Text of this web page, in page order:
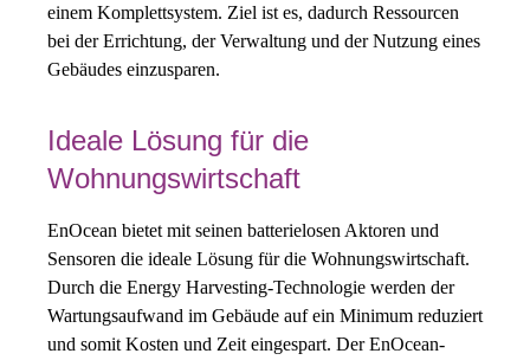
einem Komplettsystem. Ziel ist es, dadurch Ressourcen
bei der Errichtung, der Verwaltung und der Nutzung eines
Gebäudes einzusparen.
Ideale Lösung für die
Wohnungswirtschaft
EnOcean bietet mit seinen batterielosen Aktoren und
Sensoren die ideale Lösung für die Wohnungswirtschaft.
Durch die Energy Harvesting-Technologie werden der
Wartungsaufwand im Gebäude auf ein Minimum reduziert
und somit Kosten und Zeit eingespart. Der EnOcean-